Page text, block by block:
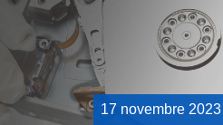
17 novembre 2023